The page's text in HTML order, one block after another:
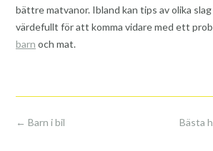
bättre matvanor. Ibland kan tips av olika
värdefullt för att komma vidare med ett
barn och mat.
Post
Bästa
← Barn i bil